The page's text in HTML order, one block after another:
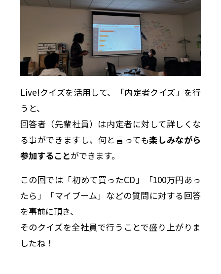
Live!クイズを活用して、「内定者クイズ」を行
うと、
回答者（先輩社員）は内定者に対して詳しくな
る事ができますし、何と言っても楽しみながら
参加することができます。
この回では「初めて買ったCD」「100万円あっ
たら」「マイブーム」などの質問に対する回答
を事前に頂き、
そのクイズを全社員で行うことで盛り上がりま
したね！